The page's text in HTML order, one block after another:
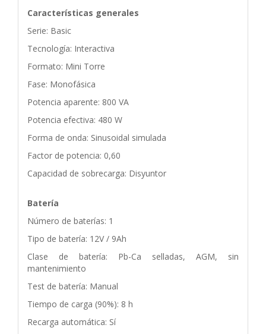
Características generales
Serie: Basic
Tecnología: Interactiva
Formato: Mini Torre
Fase: Monofásica
Potencia aparente: 800 VA
Potencia efectiva: 480 W
Forma de onda: Sinusoidal simulada
Factor de potencia: 0,60
Capacidad de sobrecarga: Disyuntor
Batería
Número de baterías: 1
Tipo de batería: 12V / 9Ah
Clase de batería: Pb-Ca selladas, AGM, sin
mantenimiento
Test de batería: Manual
Tiempo de carga (90%): 8 h
Recarga automática: Sí